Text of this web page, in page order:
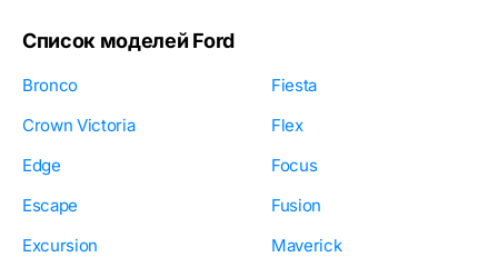
Список моделей Ford
Bronco
Crown Victoria
Edge
Escape
Excursion
Fiesta
Flex
Focus
Fusion
Maverick